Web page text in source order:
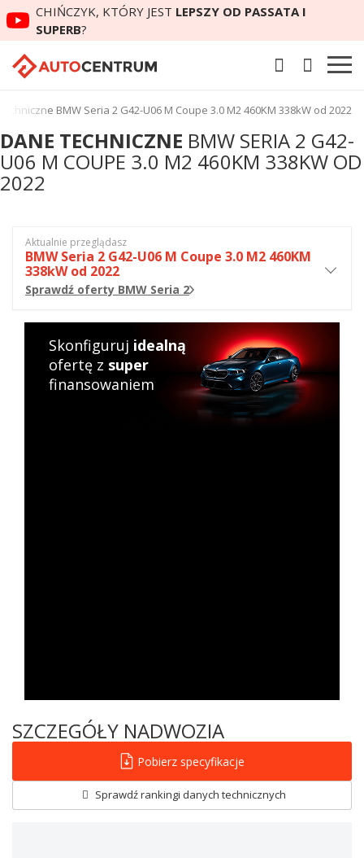
CHIŃCZYK, KTÓRY JEST LEPSZY OD PASSATA I
SUPERB?
BMW Seria 2 G42-U06 M Coupe 3.0 M2 460KM 338kW od 2022
DANE TECHNICZNE BMW SERIA 2 G42-
U06 M COUPE 3.0 M2 460KM 338KW OD
2022
SZCZEGÓŁY NADWOZIA
Pobierz specyfikacje
Sprawdź rankingi danych technicznych
Aktualnie przeglądasz
BMW Seria 2 G42-U06 M Coupe 3.0 M2 460KM
338kW od 2022
Sprawdź oferty BMW Seria 2
Skonfiguruj idealną
ofertę z super
finansowaniem